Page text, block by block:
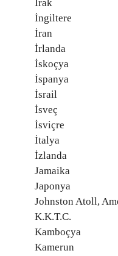
Irak
İngiltere
İran
İrlanda
İskoçya
İspanya
İsrail
İsveç
İsviçre
İtalya
İzlanda
Jamaika
Japonya
Johnston Atoll,
K.K.T.C.
Kamboçya
Kamerun